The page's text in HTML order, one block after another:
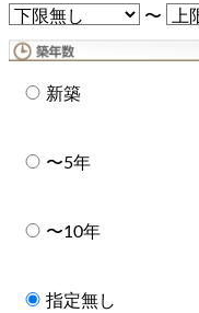
〜
新築
〜5年
〜10年
指定無し